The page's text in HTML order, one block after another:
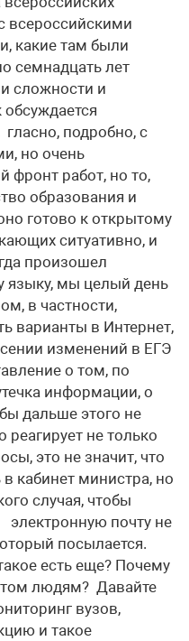
всероссийскими
какие там были
семнадцать лет
сложности и
подробно, с
но очень
фронт работ, но то,
образования и
готово к открытому
ситуативно, и
произошел
языку, мы целый день
в частности,
варианты в Интернет,
изменений в ЕГЭ
о том, по
информации, о
дальше этого не
не только
это не значит, что
кабинет министра, но
случая, чтобы
электронную почту не
посылается.
есть еще? Почему
людям? Давайте
вузов,
и такое